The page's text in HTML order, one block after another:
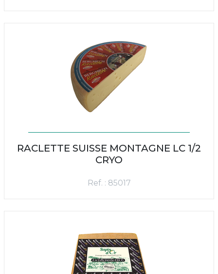
RACLETTE SUISSE MONTAGNE LC 1/2
CRYO
Ref. : 85017